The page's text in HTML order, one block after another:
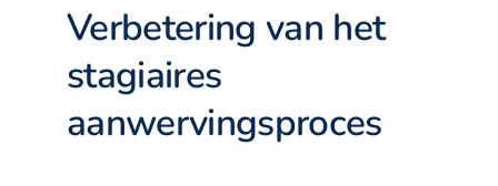
Verbetering van het
stagiaires
aanwervingsproces